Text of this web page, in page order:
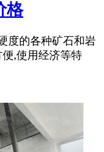
格
度的各种矿石和岩
,使用经济等特